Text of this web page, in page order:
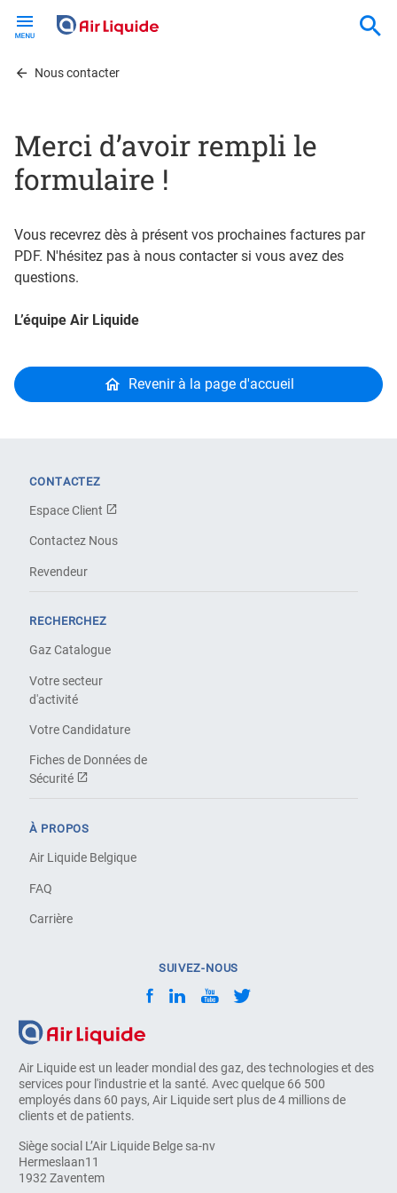
contentNous contacter
Merci d’avoir rempli le
formulaire !
Vous recevrez dès à présent vos prochaines factures par
PDF. N'hésitez pas à nous contacter si vous avez des
questions.
L’équipe Air Liquide
Revenir à la page d'accueil
Air Liquide est un leader mondial des gaz, des technologies et des
services pour l'industrie et la santé. Avec quelque 66 500
employés dans 60 pays, Air Liquide sert plus de 4 millions de
clients et de patients.
Siège social L’Air Liquide Belge sa-nv
Hermeslaan11
1932 Zaventem
CONTACTEZ
Espace Client
Contactez Nous
Revendeur
RECHERCHEZ
Gaz Catalogue
Votre secteur
d'activité
Votre Candidature
Fiches de Données de
Sécurité
À PROPOS
Air Liquide Belgique
FAQ
Carrière
SUIVEZ-NOUS